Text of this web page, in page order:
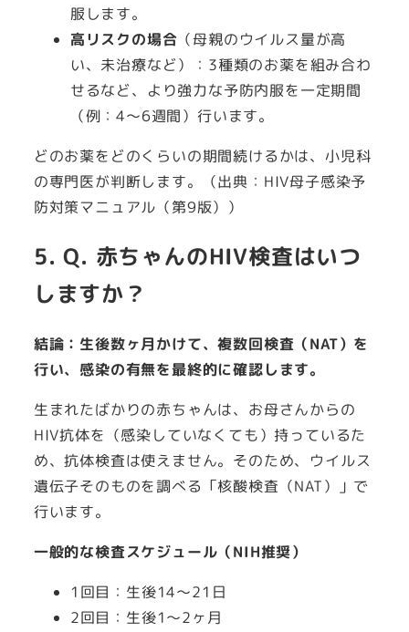
服します。
高リスクの場合 （母親のウイルス量が高
い、未治療など）：3種類のお薬を組み合わ
せるなど、より強力な予防内服を一定期間
（例：4～6週間）行います。
どのお薬をどのくらいの期間続けるかは、小児科
の専門医が判断します。（出典：HIV母子感染予
防対策マニュアル（第9版））
5. Q. 赤ちゃんのHIV検査はいつ
しますか？
結論：生後数ヶ月かけて、複数回検査（NAT）を
行い、感染の有無を最終的に確認します。
生まれたばかりの赤ちゃんは、お母さんからの
HIV抗体を（感染していなくても）持っているた
め、抗体検査は使えません。そのため、ウイルス
遺伝子そのものを調べる「核酸検査（NAT）」で
行います。
一般的な検査スケジュール（NIH推奨）
1回目：生後14～21日
2回目：生後1～2ヶ月